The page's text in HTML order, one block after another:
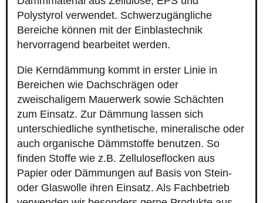
Polystyrol verwendet. Schwerzugängliche
Bereiche können mit der Einblastechnik
hervorragend bearbeitet werden.
Die Kerndämmung kommt in erster Linie in
Bereichen wie Dachschrägen oder
zweischaligem Mauerwerk sowie Schächten
zum Einsatz. Zur Dämmung lassen sich
unterschiedliche synthetische, mineralische oder
auch organische Dämmstoffe benutzen. So
finden Stoffe wie z.B. Zelluloseflocken aus
Papier oder Dämmungen auf Basis von Stein-
oder Glaswolle ihren Einsatz. Als Fachbetrieb